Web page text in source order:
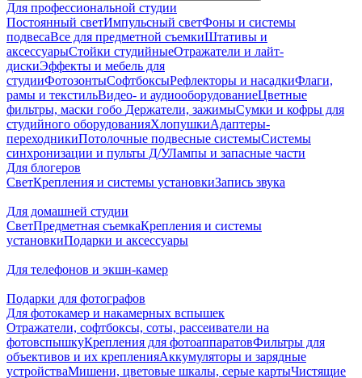
Для профессиональной студии
Постоянный светИмпульсный светФоны и системы
подвесаВсе для предметной съемкиШтативы и
аксессуарыСтойки студийныеОтражатели и лайт-
дискиЭффекты и мебель для
студииФотозонтыСофтбоксыРефлекторы и насадкиФлаги,
рамы и текстильВидео- и аудиооборудованиеЦветные
фильтры, маски гобо Держатели, зажимыСумки и кофры для
студийного оборудованияХлопушкиАдаптеры-
переходникиПотолочные подвесные системыСистемы
синхронизации и пульты Д/УЛампы и запасные части
Для блогеров
СветКрепления и системы установкиЗапись звука
Для домашней студии
СветПредметная съемкаКрепления и системы
установкиПодарки и аксессуары
Для телефонов и экшн-камер
Подарки для фотографов
Для фотокамер и накамерных вспышек
Отражатели, софтбоксы, соты, рассеиватели на
фотовспышкуКрепления для фотоаппаратовФильтры для
объективов и их крепленияАккумуляторы и зарядные
устройстваМишени, цветовые шкалы, серые картыЧистящие